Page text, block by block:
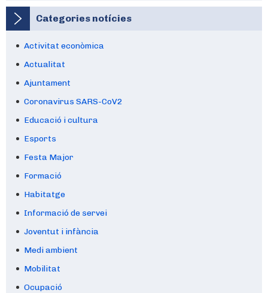
Categories notícies
Activitat econòmica
Actualitat
Ajuntament
Coronavirus SARS-CoV2
Educació i cultura
Esports
Festa Major
Formació
Habitatge
Informació de servei
Joventut i infància
Medi ambient
Mobilitat
Ocupació